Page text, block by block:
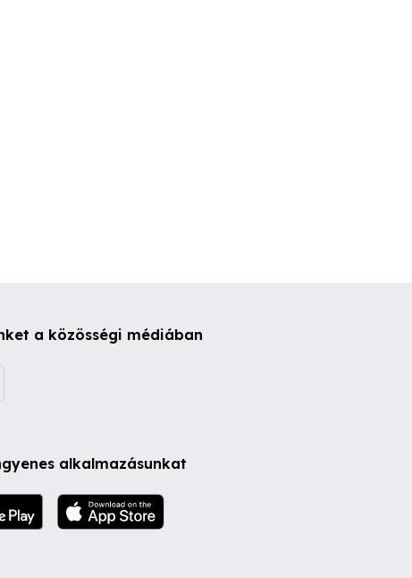
a közösségi médiában
alkalmazásunkat